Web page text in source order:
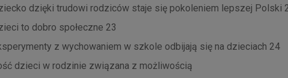
dzięki trudowi rodziców staje się pokoleniem lepszej Polski
to dobro społeczne 23
z wychowaniem w szkole odbijają się na dzieciach 24
dzieci w rodzinie związana z możliwością